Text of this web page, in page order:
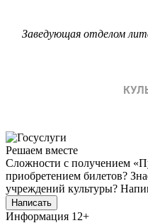
Заведующая отделом
Решаем вместе
Сложности с получением
приобретением билетов?
учреждений культуры?
Написать
Информация 12+